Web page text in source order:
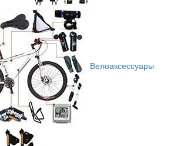
Велоаксессуары